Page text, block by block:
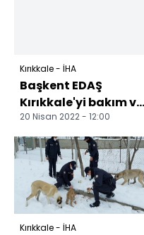
Kırıkkale - İHA
Başkent EDAŞ
Kırıkkale'yi bakım ve
yatırımlarıyla
aydınlattı
20 Nisan 2022 - 12:00
Kırıkkale - İHA